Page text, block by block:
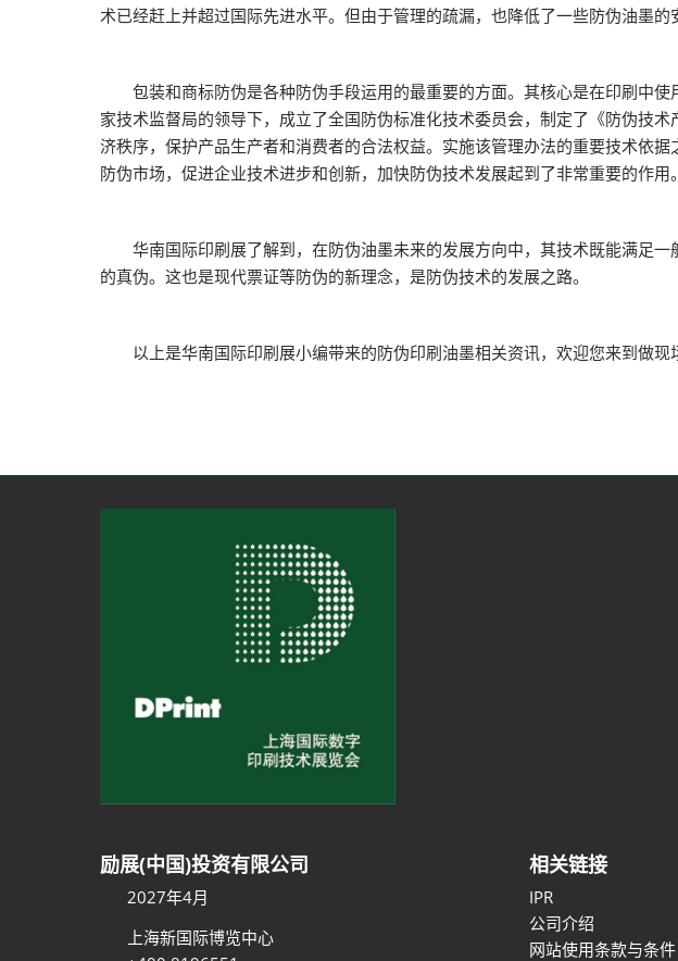
术已经赶上并超过国际先进水平。但由于管理的疏漏，也降低了一些防伪油墨的
包装和商标防伪是各种防伪手段运用的最重要的方面。其核心是在印刷中使
家技术监督局的领导下，成立了全国防伪标准化技术委员会，制定了《防伪技
济秩序，保护产品生产者和消费者的合法权益。实施该管理办法的重要技术依
防伪市场，促进企业技术进步和创新，加快防伪技术发展起到了非常重要的作用。
华南国际印刷展了解到，在防伪油墨未来的发展方向中，其技术既能满足一
的真伪。这也是现代票证等防伪的新理念，是防伪技术的发展之路。
以上是华南国际印刷展小编带来的防伪印刷油墨相关资讯，欢迎您来到做现
励展(中国)投资有限公司
2027年4月
上海新国际博览中心
相关链接
IPR
公司介绍
网站使用条款与条件